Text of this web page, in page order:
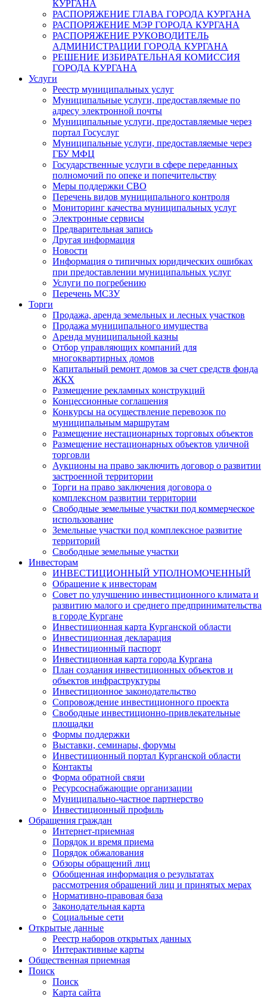
КУРГАНА
РАСПОРЯЖЕНИЕ ГЛАВА ГОРОДА КУРГАНА
РАСПОРЯЖЕНИЕ МЭР ГОРОДА КУРГАНА
РАСПОРЯЖЕНИЕ РУКОВОДИТЕЛЬ
АДМИНИСТРАЦИИ ГОРОДА КУРГАНА
РЕШЕНИЕ ИЗБИРАТЕЛЬНАЯ КОМИССИЯ
ГОРОДА КУРГАНА
Услуги
Реестр муниципальных услуг
Муниципальные услуги, предоставляемые по
адресу электронной почты
Муниципальные услуги, предоставляемые через
портал Госуслуг
Муниципальные услуги, предоставляемые через
ГБУ МФЦ
Государственные услуги в сфере переданных
полномочий по опеке и попечительству
Меры поддержки СВО
Перечень видов муниципального контроля
Мониторинг качества муниципальных услуг
Электронные сервисы
Предварительная запись
Другая информация
Новости
Информация о типичных юридических ошибках
при предоставлении муниципальных услуг
Услуги по погребению
Перечень МСЗУ
Торги
Продажа, аренда земельных и лесных участков
Продажа муниципального имущества
Аренда муниципальной казны
Отбор управляющих компаний для
многоквартирных домов
Капитальный ремонт домов за счет средств фонда
ЖКХ
Размещение рекламных конструкций
Концессионные соглашения
Конкурсы на осуществление перевозок по
муниципальным маршрутам
Размещение нестационарных торговых объектов
Размещение нестационарных объектов уличной
торговли
Аукционы на право заключить договор о развитии
застроенной территории
Торги на право заключения договора о
комплексном развитии территории
Свободные земельные участки под коммерческое
использование
Земельные участки под комплексное развитие
территорий
Свободные земельные участки
Инвесторам
ИНВЕСТИЦИОННЫЙ УПОЛНОМОЧЕННЫЙ
Обращение к инвесторам
Совет по улучшению инвестиционного климата и
развитию малого и среднего предпринимательства
в городе Кургане
Инвестиционная карта Курганской области
Инвестиционная декларация
Инвестиционный паспорт
Инвестиционная карта города Кургана
План создания инвестиционных объектов и
объектов инфраструктуры
Инвестиционное законодательство
Сопровождение инвестиционного проекта
Свободные инвестиционно-привлекательные
площадки
Формы поддержки
Выставки, семинары, форумы
Инвестиционный портал Курганской области
Контакты
Форма обратной связи
Ресурсоснабжающие организации
Муниципально-частное партнерство
Инвестиционный профиль
Обращения граждан
Интернет-приемная
Порядок и время приема
Порядок обжалования
Обзоры обращений лиц
Обобщенная информация о результатах
рассмотрения обращений лиц и принятых мерах
Нормативно-правовая база
Законодательная карта
Социальные сети
Открытые данные
Реестр наборов открытых данных
Интерактивные карты
Общественная приемная
Поиск
Поиск
Карта сайта